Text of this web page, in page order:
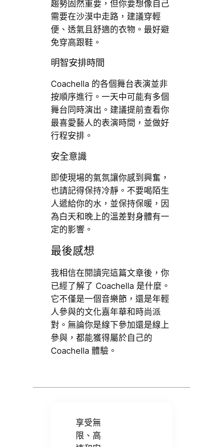
趨勢固然重要，但你要想像自己
需要在沙漠中走路，建議穿輕
便、透氣且舒適的衣物。最好避
免穿高跟鞋。
明智安排時間
Coachella 的各個舞台表演並非
按順序進行。一天中可能有多個
舞台同時演出。建議提前查看你
最喜愛藝人的表演時間，並做好
行程安排。
安全意識
即使現場的氣氛讓你感到興奮，
也請記得保持冷靜。不要喝陌生
人遞給你的水，並保持保暖，因
為白天和晚上的溫差對身體有一
定的影響。
最後感想
我相信在閱讀完這篇文章後，你
已經了解了 Coachella 是什麼。
它不僅是一個音樂節，還是年輕
人參與的文化嘉年華和時尚派
對。無論你是線下參加還是線上
參與，都能獲得屬於自己的
Coachella 體驗。
享受無
限、高